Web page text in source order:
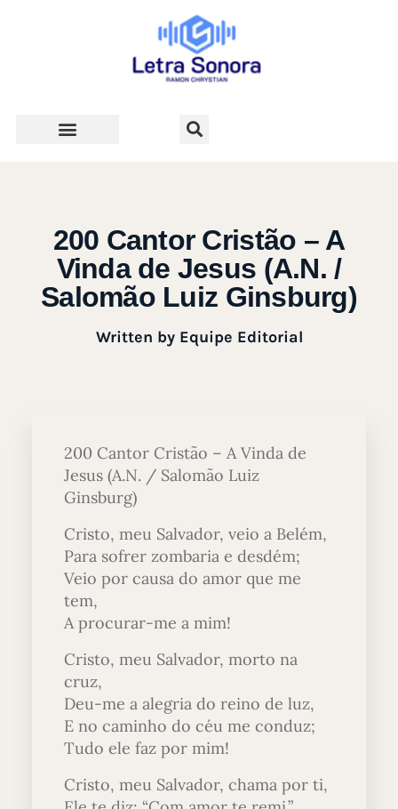
200 Cantor Cristão – A
Vinda de Jesus (A.N. /
Salomão Luiz Ginsburg)
Written byEquipe Editorial
200 Cantor Cristão – A Vinda de
Jesus (A.N. / Salomão Luiz
Ginsburg)
Cristo, meu Salvador, veio a Belém,
Para sofrer zombaria e desdém;
Veio por causa do amor que me
tem,
A procurar-me a mim!
Cristo, meu Salvador, morto na
cruz,
Deu-me a alegria do reino de luz,
E no caminho do céu me conduz;
Tudo ele faz por mim!
Cristo, meu Salvador, chama por ti,